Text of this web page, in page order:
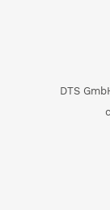
DTS